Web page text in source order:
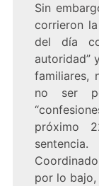
Sin
corrieron
del día
autoridad”
familiares,
no ser
próximo
por lo bajo,